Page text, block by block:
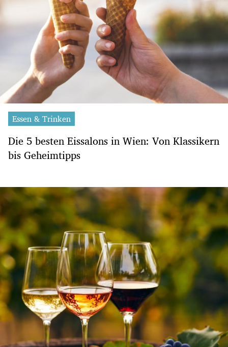
Essen & Trinken
Die 5 besten Eissalons in Wien: Von Klassikern
bis Geheimtipps